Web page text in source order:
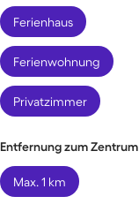
Ferienhaus
Ferienwohnung
Privatzimmer
Entfernung zum Zentrum
Max. 1 km